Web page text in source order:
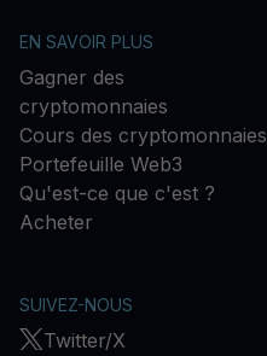
EN SAVOIR PLUS
Gagner des
cryptomonnaies
Cours des cryptomonnaies
Portefeuille Web3
Qu'est-ce que c'est ?
Acheter
SUIVEZ-NOUS
Twitter/X